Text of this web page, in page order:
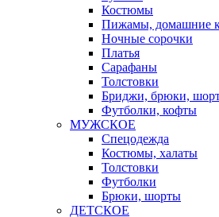
Костюмы
Пижамы, домашние
Ночные сорочки
Платья
Сарафаны
Толстовки
Бриджи, брюки,
Футболки, кофты
МУЖСКОЕ
Спецодежда
Костюмы, халаты
Толстовки
Футболки
Брюки, шорты
ДЕТСКОЕ